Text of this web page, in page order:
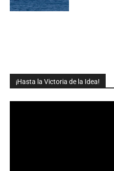
¡Hasta la Victoria de la Idea!